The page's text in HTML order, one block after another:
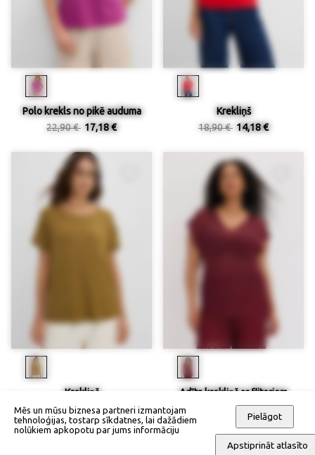
Polo krekls no pikē auduma
22,90 € 17,18 €
Krekliņš
18,90 € 14,18 €
Krekliņš
27,90 € 20,93 €
Adīts krekliņš ar fliteriem
43,43 €
Mēs un mūsu biznesa partneri izmantojam
tehnoloģijas, tostarp sīkdatnes, lai dažādiem
nolūkiem apkopotu par jums informāciju
Pielāgot
Apstiprināt atlasīto